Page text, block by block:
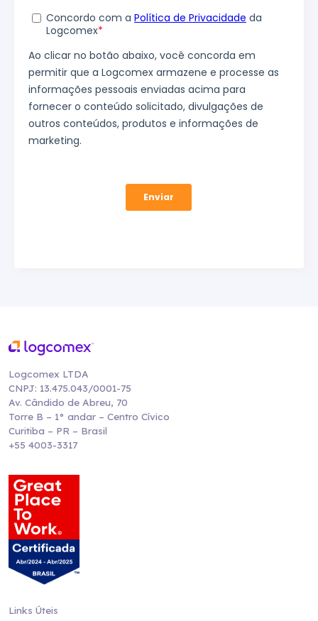
Logcomex LTDA
CNPJ: 13.475.043/0001-75
Av. Cândido de Abreu, 70
Torre B – 1° andar – Centro Cívico
Curitiba – PR – Brasil
+55 4003-3317
Links Úteis